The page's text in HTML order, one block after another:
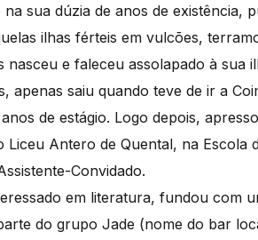
na sua dúzia de anos de
ilhas férteis em vulcões,
nasceu e faleceu assolapado à sua
apenas saiu quando teve de ir a
de estágio. Logo depois,
Liceu Antero de Quental, na Escola
Convidado.
em literatura, fundou com
do grupo Jade (nome do bar